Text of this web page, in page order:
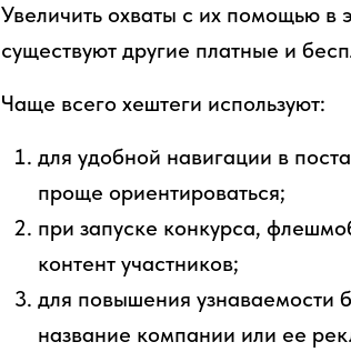
Увеличить охваты с их помощью в
существуют другие платные и
Чаще всего хештеги используют:
для удобной навигации в
проще ориентироваться;
при запуске конкурса,
контент участников;
для повышения узнаваемости
название компании или ее